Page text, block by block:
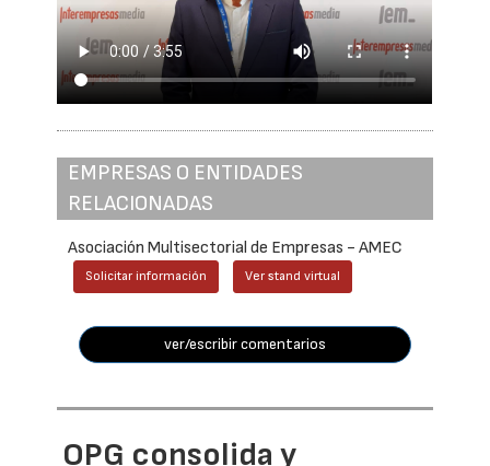
EMPRESAS O ENTIDADES
RELACIONADAS
Asociación Multisectorial de Empresas - AMEC
Solicitar información Ver stand virtual
ver/escribir comentarios
OPG consolida y